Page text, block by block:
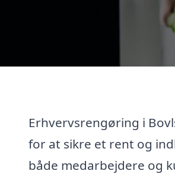
Erhvervsrengøring i
for at sikre et rent og
både medarbejdere og